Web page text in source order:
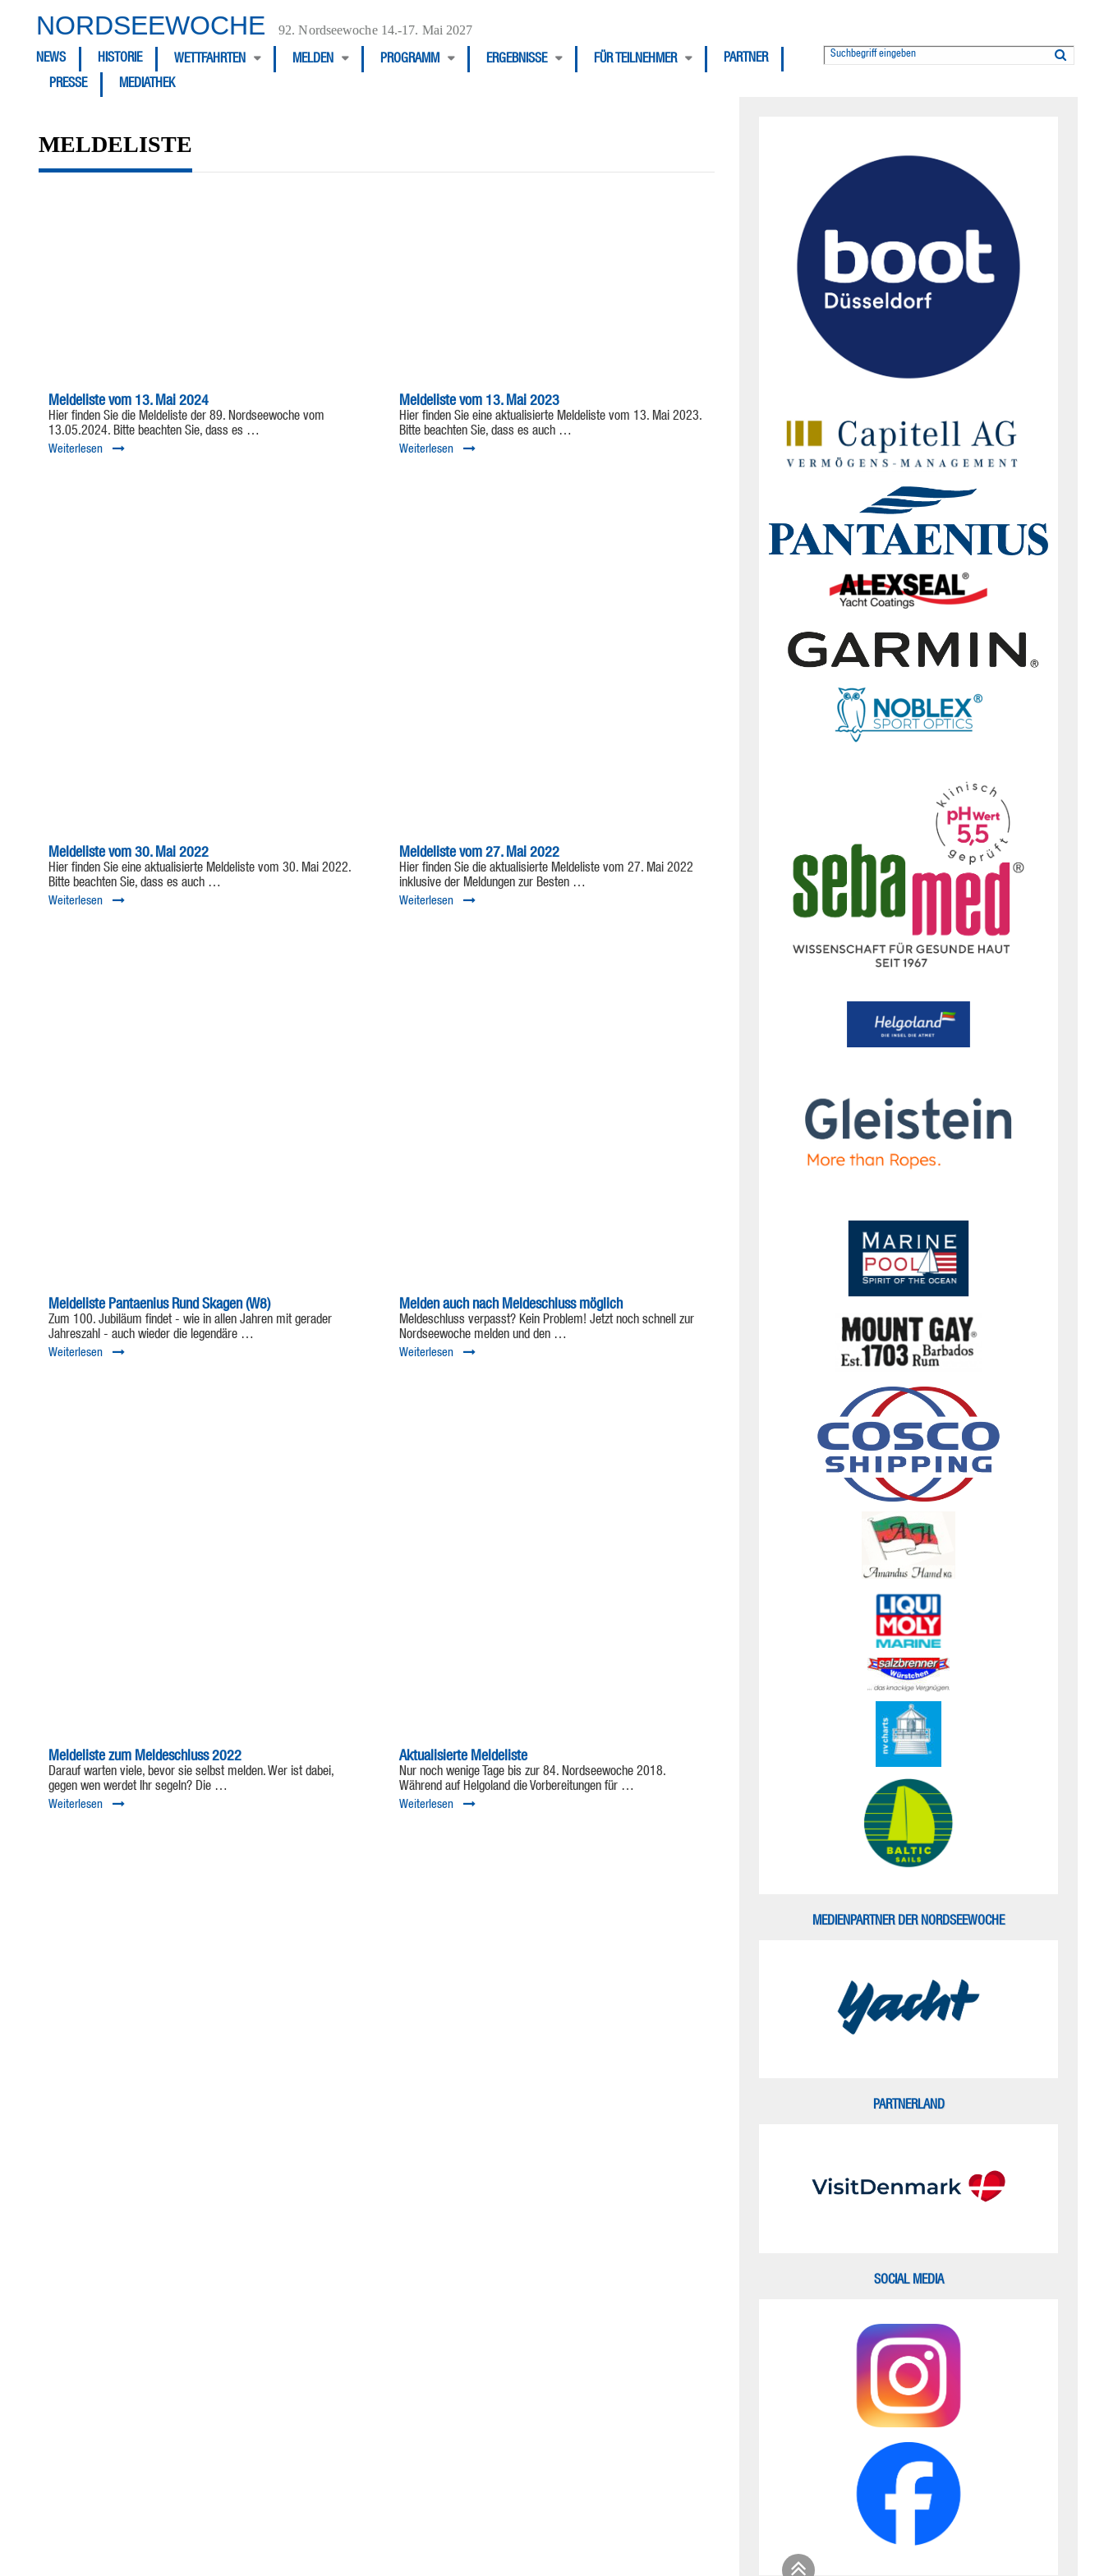
NORDSEEWOCHE 92. Nordseewoche 14.-17. Mai 2027
NEWS HISTORIE WETTFAHRTEN MELDEN PROGRAMM ERGEBNISSE FÜR TEILNEHMER
PARTNER
PRESSE
MEDIATHEK
MELDELISTE
Meldeliste vom 13. Mai 2024
Hier finden Sie die Meldeliste der 89. Nordseewoche vom
13.05.2024. Bitte beachten Sie, dass es …
Weiterlesen
Meldeliste vom 13. Mai 2023
Hier finden Sie eine aktualisierte Meldeliste vom 13. Mai 2023.
Bitte beachten Sie, dass es auch …
Weiterlesen
Meldeliste vom 30. Mai 2022
Hier finden Sie eine aktualisierte Meldeliste vom 30. Mai 2022.
Bitte beachten Sie, dass es auch …
Weiterlesen
Meldeliste vom 27. Mai 2022
Hier finden Sie die aktualisierte Meldeliste vom 27. Mai 2022
inklusive der Meldungen zur Besten …
Weiterlesen
Meldeliste Pantaenius Rund Skagen (W8)
Zum 100. Jubiläum findet - wie in allen Jahren mit gerader
Jahreszahl - auch wieder die legendäre …
Weiterlesen
Melden auch nach Meldeschluss möglich
Meldeschluss verpasst? Kein Problem! Jetzt noch schnell zur
Nordseewoche melden und den …
Weiterlesen
Meldeliste zum Meldeschluss 2022
Darauf warten viele, bevor sie selbst melden. Wer ist dabei,
gegen wen werdet Ihr segeln? Die …
Weiterlesen
Aktualisierte Meldeliste
Nur noch wenige Tage bis zur 84. Nordseewoche 2018.
Während auf Helgoland die Vorbereitungen für …
Weiterlesen
MEDIENPARTNER DER NORDSEEWOCHE
PARTNERLAND
SOCIAL MEDIA